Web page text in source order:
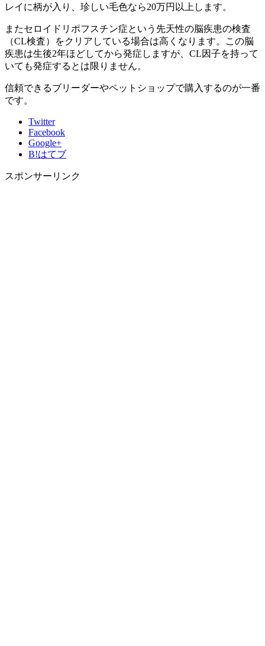
レイに柄が入り、珍しい毛色なら20万円以上します。
またセロイドリポフスチン症という先天性の脳疾患の検査
（CL検査）をクリアしている場合は高くなります。この脳
疾患は生後2年ほどしてから発症しますが、CL因子を持って
いても発症するとは限りません。
信頼できるブリーダーやペットショップで購入するのが一番
です。
Twitter
Facebook
Google+
B!はてブ
スポンサーリンク